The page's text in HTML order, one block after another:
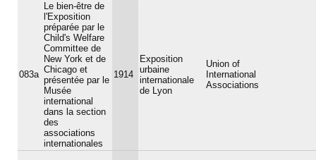
083a
Le bien-être de
l'Exposition
préparée par le
Child's Welfare
Committee de
New York et de
Chicago et
présentée par le
Musée
international
dans la section
des
associations
internationales
1914
Exposition
urbaine
internationale
de Lyon
Union of
International
Associations